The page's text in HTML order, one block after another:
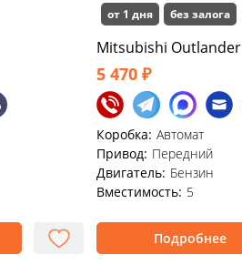
от 1 дня без залога
Mitsubishi Outlander
5 470 ₽
Коробка: Автомат
Привод: Передний
Двигатель: Бензин
Вместимость: 5
Подробнее